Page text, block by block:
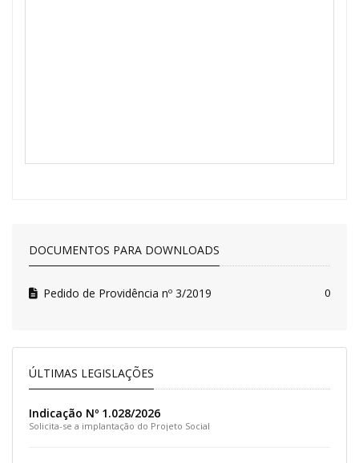
DOCUMENTOS PARA DOWNLOADS
Pedido de Providência nº 3/2019 0
ÚLTIMAS LEGISLAÇÕES
Indicação Nº 1.028/2026
Solicita-se a implantação do Projeto Social